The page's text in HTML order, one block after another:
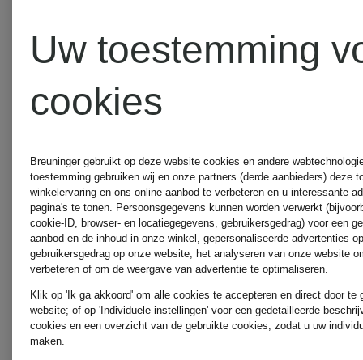
AQUANOVA
AQUAZZURA
AQUAZZURA
CASA
ARAKII
Uw toestemming
cookies
Breuninger gebruikt op deze website cookies en andere
toestemming gebruiken wij en onze partners (derde aanbieders) deze
winkelervaring en ons online aanbod te verbeteren en u interessante
pagina's te tonen. Persoonsgegevens kunnen worden verwerkt
cookie-ID, browser- en locatiegegevens, gebruikersgedrag) voor een
aanbod en de inhoud in onze winkel, gepersonaliseerde advertenties
gebruikersgedrag op onze website, het analyseren van onze website
verbeteren of om de weergave van advertentie te optimaliseren.
Klik op 'Ik ga akkoord' om alle cookies te accepteren en direct door te
website; of op 'Individuele instellingen' voor een gedetailleerde
cookies en een overzicht van de gebruikte cookies, zodat u uw
maken.